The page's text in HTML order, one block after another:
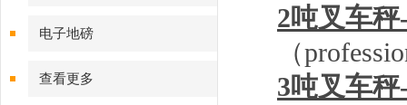
电子地磅
查看更多
2吨叉车秤
（
3吨叉车秤